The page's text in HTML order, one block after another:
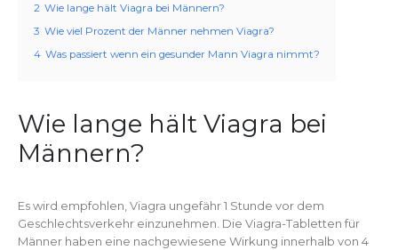
2 Wie lange hält Viagra bei Männern?
3 Wie viel Prozent der Männer nehmen Viagra?
4 Was passiert wenn ein gesunder Mann Viagra nimmt?
Wie lange hält Viagra bei
Männern?
Es wird empfohlen, Viagra ungefähr 1 Stunde vor dem
Geschlechtsverkehr einzunehmen. Die Viagra-Tabletten für
Männer haben eine nachgewiesene Wirkung innerhalb von 4